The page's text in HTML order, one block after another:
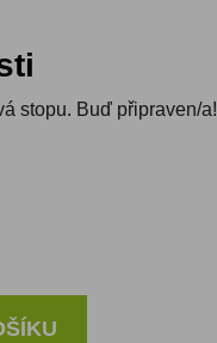
stopu. Buď připraven/a!